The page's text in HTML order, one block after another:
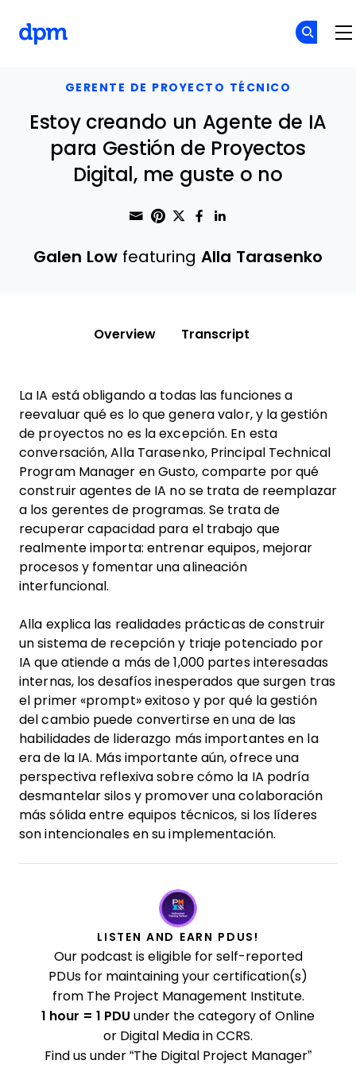
GERENTE DE PROYECTO TÉCNICO
Estoy creando un Agente de IA
para Gestión de Proyectos
Digital, me guste o no
Share through Email
Print this page
Share on Pinterest
Share on Twitter
Share on
Galen Low featuring Alla Tarasenko
Overview Transcript
La IA está obligando a todas las funciones a
reevaluar qué es lo que genera valor, y la gestión
de proyectos no es la excepción. En esta
conversación, Alla Tarasenko, Principal Technical
Program Manager en Gusto, comparte por qué
construir agentes de IA no se trata de reemplazar
a los gerentes de programas. Se trata de
recuperar capacidad para el trabajo que
realmente importa: entrenar equipos, mejorar
procesos y fomentar una alineación
interfuncional.
Alla explica las realidades prácticas de construir
un sistema de recepción y triaje potenciado por
IA que atiende a más de 1,000 partes interesadas
internas, los desafíos inesperados que surgen tras
el primer «prompt» exitoso y por qué la gestión
del cambio puede convertirse en una de las
habilidades de liderazgo más importantes en la
era de la IA. Más importante aún, ofrece una
perspectiva reflexiva sobre cómo la IA podría
desmantelar silos y promover una colaboración
más sólida entre equipos técnicos, si los líderes
son intencionales en su implementación.
LISTEN AND EARN PDUS!
Our podcast is eligible for self-reported
PDUs for maintaining your certification(s)
from The Project Management Institute.
1 hour = 1 PDU under the category of Online
or Digital Media in CCRS.
Find us under “The Digital Project Manager”